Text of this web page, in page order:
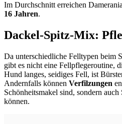
Im Durchschnitt erreichen
16 Jahren.
Dackel-Spitz-Mix:
Da unterschiedliche Felltypen beim
gibt es nicht eine Fellpflegeroutine,
Hund langes, seidiges Fell, ist
Andernfalls können Verfilzungen
Schönheitsmakel sind, sondern auch
können.